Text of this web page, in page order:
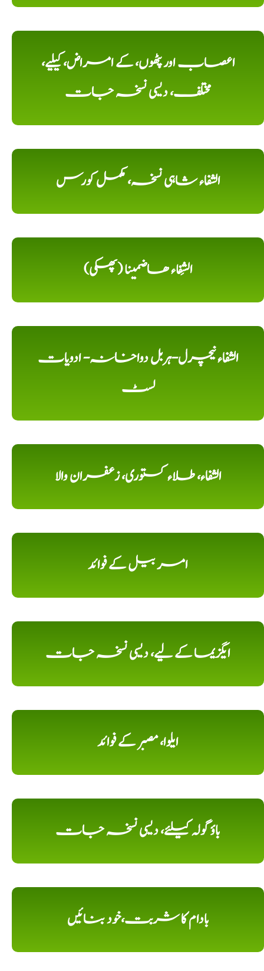
اعصاب اور پٹھوں، کے امراض، کیلیے،
مختلف، دیسی نسخہ جات
الشفاء شاہی نسخہ، مکمل کورس
الشِفاء ھاضمینا (پھکی)
الشفاء نیچرل-ہربل دواخانہ- ادویات
لسٹ
الشفاء، طلاء کستوری، زعفران والا
امر بیل کے فوائد
ایگزیما کے لیے، دیسی نسخہ جات
ایلوا، مصبر کے فوائد
باؤ گولہ کیلئے، دیسی نسخہ جات
بادام کا شربت،خود بنائیں